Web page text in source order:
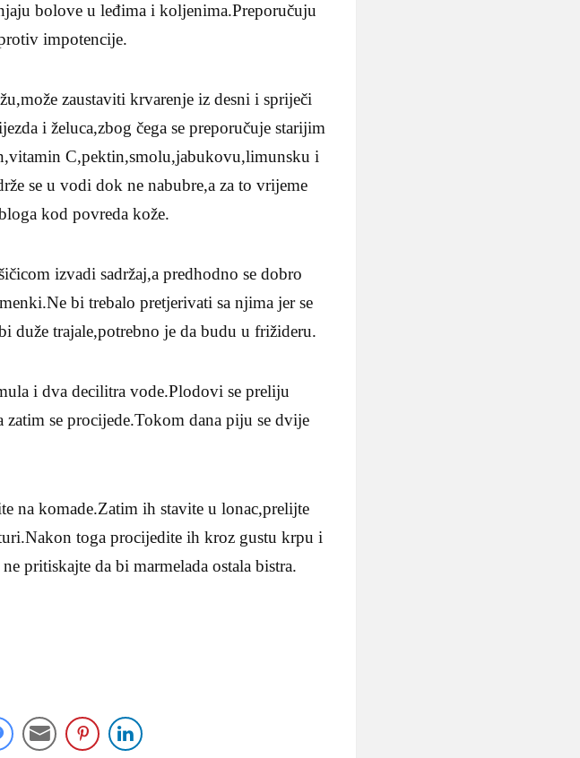
bolove u leđima i koljenima.Preporučuju
impotencije.
zaustaviti krvarenje iz desni i spriječi
i želuca,zbog čega se preporučuje starijim
C,pektin,smolu,jabukovu,limunsku i
se u vodi dok ne nabubre,a za to vrijeme
kod povreda kože.
izvadi sadržaj,a predhodno se dobro
bi trebalo pretjerivati sa njima jer se
duže trajale,potrebno je da budu u frižideru.
i dva decilitra vode.Plodovi se preliju
se procijede.Tokom dana piju se dvije
na komade.Zatim ih stavite u lonac,prelijte
toga procijedite ih kroz gustu krpu i
pritiskajte da bi marmelada ostala bistra.